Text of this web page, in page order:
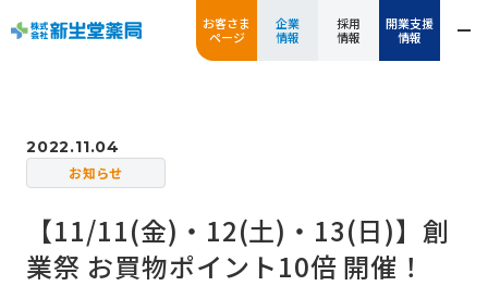
お客さま
ページ
企業
情報
採用
情報
開業支援
情報
2022.11.04
お知らせ
【11/11(金)・12(土)・13(日)】創
業祭 お買物ポイント10倍 開催！